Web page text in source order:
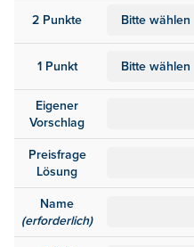
2 Punkte
1 Punkt
Eigener
Vorschlag
Preisfrage
Lösung
Name
(erforderlich)